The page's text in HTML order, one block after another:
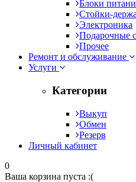
Блоки
Стойки-
Электроника
Подарочные
Прочее
Ремонт и обслуживание
Услуги
Категории
Выкуп
Обмен
Резерв
Личный кабинет
0
Ваша корзина пуста :(